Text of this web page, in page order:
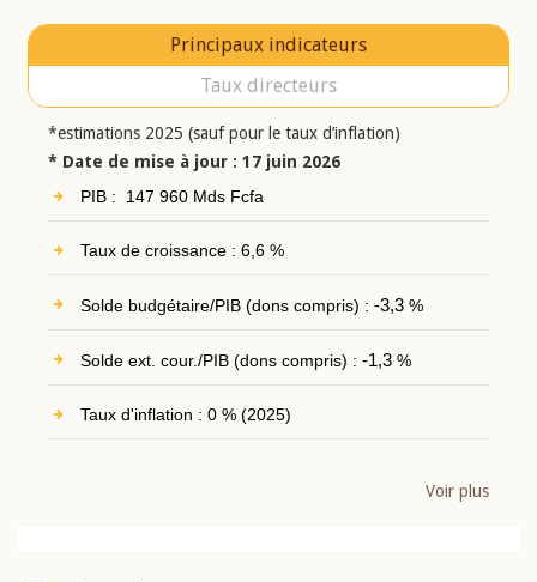
Principaux indicateurs
Taux directeurs
*estimations 2025 (sauf pour le taux d’inflation)
* Date de mise à jour : 17 juin 2026
PIB : 147 960 Mds Fcfa
Taux de croissance : 6,6 %
Solde budgétaire/PIB (dons compris) : -3,3%
Solde ext. cour./PIB (dons compris) : -1,3%
Taux d'inflation : 0 % (2025)
Voir plus